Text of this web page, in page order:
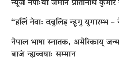
“हलिं नेवा: दबुलिइ न्हूगु युगारम्भ –
नेपाल भाषा स्नातक, अमेरिकाय्
बाजं न्ह्यब्वयाः सम्मान